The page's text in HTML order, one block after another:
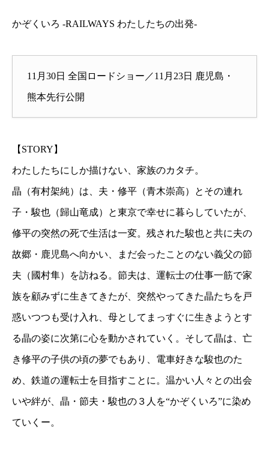
かぞくいろ -RAILWAYS わたしたちの出発-
11月30日 全国ロードショー／11月23日 鹿児島・
熊本先行公開
【STORY】
わたしたちにしか描けない、家族のカタチ。
晶（有村架純）は、夫・修平（青木崇高）とその連れ
子・駿也（歸山竜成）と東京で幸せに暮らしていたが、
修平の突然の死で生活は一変。残された駿也と共に夫の
故郷・鹿児島へ向かい、まだ会ったことのない義父の節
夫（國村隼）を訪ねる。節夫は、運転士の仕事一筋で家
族を顧みずに生きてきたが、突然やってきた晶たちを戸
惑いつつも受け入れ、母としてまっすぐに生きようとす
る晶の姿に次第に心を動かされていく。そして晶は、亡
き修平の子供の頃の夢でもあり、電車好きな駿也のた
め、鉄道の運転士を目指すことに。温かい人々との出会
いや絆が、晶・節夫・駿也の３人を“かぞくいろ”に染め
ていくー。